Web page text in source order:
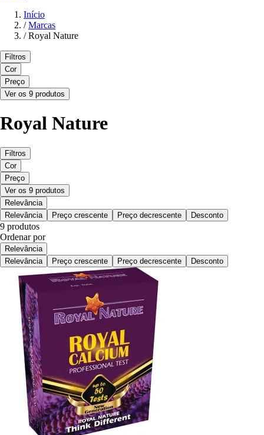
Início
/ Marcas
/ Royal Nature
Filtros
Cor
Preço
Ver os 9 produtos
Royal Nature
Filtros
Cor
Preço
Ver os 9 produtos
Relevância
Relevância
Preço crescente Preço decrescente Desconto
9 produtos
Ordenar por
Relevância
Relevância
Preço crescente Preço decrescente Desconto